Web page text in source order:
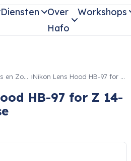
Diensten
Over
Hafo
Workshops
Filters en Zonnekappen Nikon Lens Hood HB-97 for Z 14-24 w/filter use
HB-97 for Z 14-